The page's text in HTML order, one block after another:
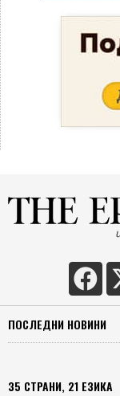
ПОСЛЕДНИ НОВИНИ
35 СТРАНИ, 21 ЕЗИКА